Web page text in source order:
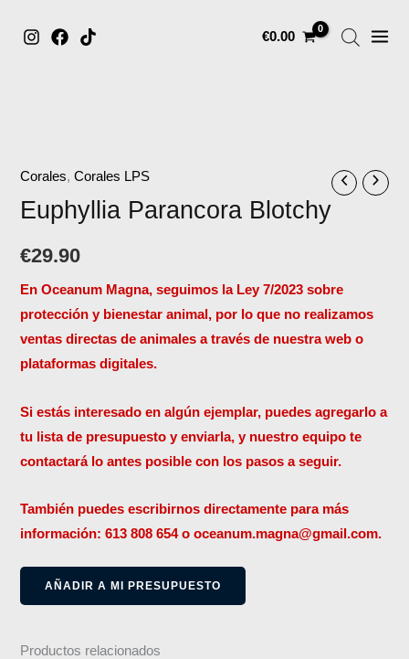
€0.00
MENU
Corales,Corales LPS
Euphyllia Parancora Blotchy
€29.90
En Oceanum Magna, seguimos la Ley 7/2023 sobre
protección y bienestar animal, por lo que no realizamos
ventas directas de animales a través de nuestra web o
plataformas digitales.
Si estás interesado en algún ejemplar, puedes agregarlo a
tu lista de presupuesto y enviarla, y nuestro equipo te
contactará lo antes posible con los pasos a seguir.
También puedes escribirnos directamente para más
información: 613 808 654 o oceanum.magna@gmail.com.
AÑADIR A MI PRESUPUESTO
Productos relacionados